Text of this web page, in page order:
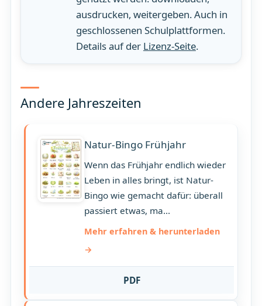
ausdrucken, weitergeben. Auch in
geschlossenen Schulplattformen.
Details auf der Lizenz-Seite.
Andere Jahreszeiten
Natur-Bingo Frühjahr
Wenn das Frühjahr endlich wieder
Leben in alles bringt, ist Natur-
Bingo wie gemacht dafür: überall
passiert etwas, ma...
Mehr erfahren & herunterladen
PDF